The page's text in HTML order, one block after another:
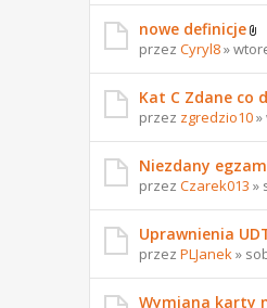
nowe definicje
przez Cyryl8»
Kat C Zdane co
przez zgredzio10»
Niezdany
przez Czarek013 »
Uprawnienia
przez PLJanek »
Wymiana karty